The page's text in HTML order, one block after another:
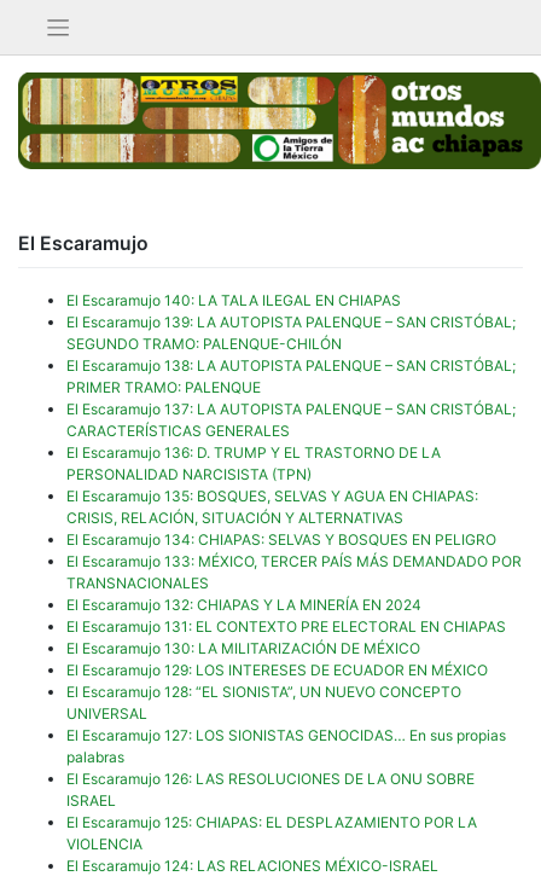
contenido
El Escaramujo
El Escaramujo 140: LA TALA ILEGAL EN CHIAPAS
El Escaramujo 139: LA AUTOPISTA PALENQUE – SAN CRISTÓBAL;
SEGUNDO TRAMO: PALENQUE-CHILÓN
El Escaramujo 138: LA AUTOPISTA PALENQUE – SAN CRISTÓBAL;
PRIMER TRAMO: PALENQUE
El Escaramujo 137: LA AUTOPISTA PALENQUE – SAN CRISTÓBAL;
CARACTERÍSTICAS GENERALES
El Escaramujo 136: D. TRUMP Y EL TRASTORNO DE LA
PERSONALIDAD NARCISISTA (TPN)
El Escaramujo 135: BOSQUES, SELVAS Y AGUA EN CHIAPAS:
CRISIS, RELACIÓN, SITUACIÓN Y ALTERNATIVAS
El Escaramujo 134: CHIAPAS: SELVAS Y BOSQUES EN PELIGRO
El Escaramujo 133: MÉXICO, TERCER PAÍS MÁS DEMANDADO POR
TRANSNACIONALES
El Escaramujo 132: CHIAPAS Y LA MINERÍA EN 2024
El Escaramujo 131: EL CONTEXTO PRE ELECTORAL EN CHIAPAS
El Escaramujo 130: LA MILITARIZACIÓN DE MÉXICO
El Escaramujo 129: LOS INTERESES DE ECUADOR EN MÉXICO
El Escaramujo 128: “EL SIONISTA”, UN NUEVO CONCEPTO
UNIVERSAL
El Escaramujo 127: LOS SIONISTAS GENOCIDAS… En sus propias
palabras
El Escaramujo 126: LAS RESOLUCIONES DE LA ONU SOBRE
ISRAEL
El Escaramujo 125: CHIAPAS: EL DESPLAZAMIENTO POR LA
VIOLENCIA
El Escaramujo 124: LAS RELACIONES MÉXICO-ISRAEL